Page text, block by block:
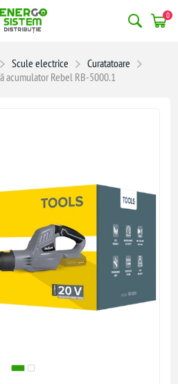
0
Scule electrice
Curatatoare
acumulator Rebel RB-5000.1